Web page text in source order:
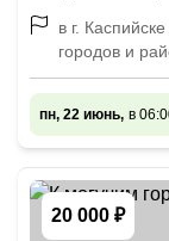
в г.
городов и
пн, 22 июнь, в
20 000 ₽